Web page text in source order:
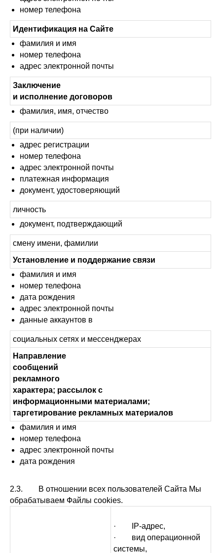
номер телефона
Идентификация на Сайте
фамилия и имя
номер телефона
адрес электронной почты
Заключение
и исполнение договоров
фамилия, имя, отчество
(при наличии)
адрес регистрации
номер телефона
адрес электронной почты
платежная информация
документ, удостоверяющий
личность
документ, подтверждающий
смену имени, фамилии
Установление и поддержание связи
фамилия и имя
номер телефона
дата рождения
адрес электронной почты
данные аккаунтов в
социальных сетях и мессенджерах
Направление
сообщений
рекламного
характера; рассылок с
информационными материалами;
таргетирование рекламных материалов
фамилия и имя
номер телефона
адрес электронной почты
дата рождения
2.3. В отношении всех пользователей Сайта Мы
обрабатываем Файлы cookies.
· IP-адрес,
· вид операционной
системы,